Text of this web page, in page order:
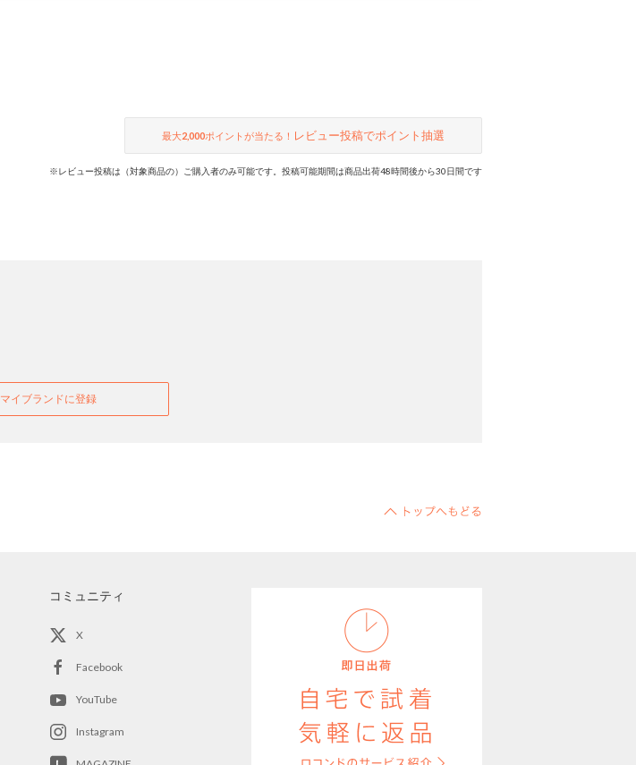
最大2,000ポイントが当たる！ レビュー投稿でポイント抽選
※レビュー投稿は（対象商品の）ご購入者のみ可能です。投稿可能期間は商品出荷48時間後から30日間です
マイブランドに登録
コミュニティ
X
Facebook
YouTube
Instagram